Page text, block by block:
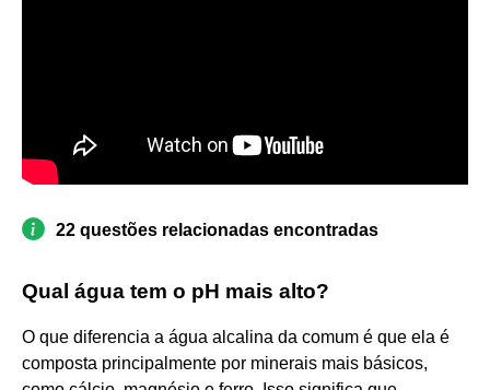
22 questões relacionadas encontradas
Qual água tem o pH mais alto?
O que diferencia a água alcalina da comum é que ela é
composta principalmente por minerais mais básicos,